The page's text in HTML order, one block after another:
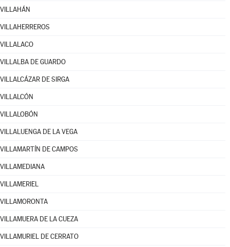
VILLAHÁN
VILLAHERREROS
VILLALACO
VILLALBA DE GUARDO
VILLALCÁZAR DE SIRGA
VILLALCÓN
VILLALOBÓN
VILLALUENGA DE LA VEGA
VILLAMARTÍN DE CAMPOS
VILLAMEDIANA
VILLAMERIEL
VILLAMORONTA
VILLAMUERA DE LA CUEZA
VILLAMURIEL DE CERRATO